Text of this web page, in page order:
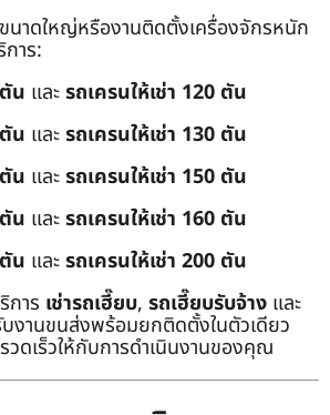
นาดใหญ่หรืองานติดตั้งเครื่องจักรหนัก
าร:
น และรถเครนให้เช่า 120 ตัน
น และรถเครนให้เช่า 130 ตัน
น และรถเครนให้เช่า 150 ตัน
น และรถเครนให้เช่า 160 ตัน
น และรถเครนให้เช่า 200 ตัน
การ เช่ารถเฮี๊ยบ, รถเฮี๊ยบรับจ้าง และ
งานขนส่งพร้อมยกติดตั้งในตัวเดียว
วดเร็วให้กับการดำเนินงานของคุณ